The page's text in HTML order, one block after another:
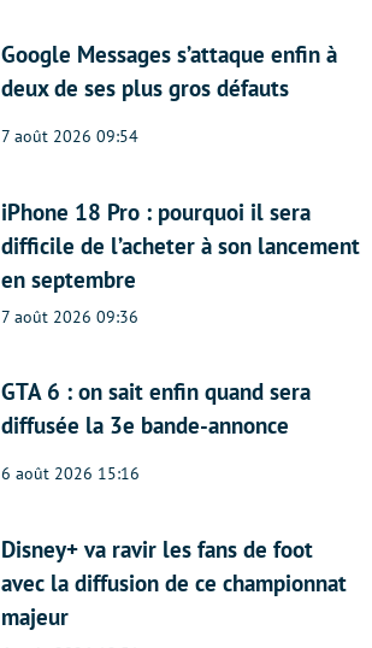
Google Messages s’attaque enfin à
deux de ses plus gros défauts
7 août 2026 09:54
iPhone 18 Pro : pourquoi il sera
difficile de l’acheter à son lancement
en septembre
7 août 2026 09:36
GTA 6 : on sait enfin quand sera
diffusée la 3e bande-annonce
6 août 2026 15:16
Disney+ va ravir les fans de foot
avec la diffusion de ce championnat
majeur